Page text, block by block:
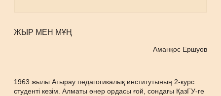
ЖЫР МЕН МҰҢ
Аманқос Ершуов
1963 жылы Атырау педагогикалық институтының 2-курс
студенті кезім. Алматы өнер ордасы ғой, сондағы ҚазГУ-ге